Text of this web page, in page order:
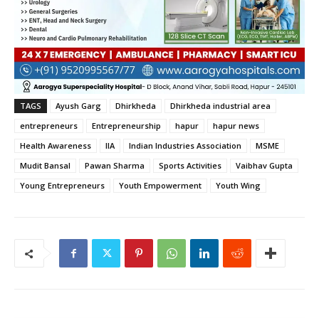
TAGS Ayush Garg Dhirkheda
Dhirkheda industrial area
entrepreneurs
Entrepreneurship hapur
hapur news
Health Awareness
IIA Indian Industries Association
MSME
Mudit Bansal
Pawan Sharma Sports Activities
Vaibhav Gupta
Young Entrepreneurs
Youth Empowerment Youth Wing